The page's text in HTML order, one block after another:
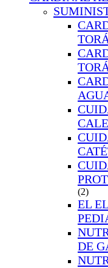
(2)
EL
DE